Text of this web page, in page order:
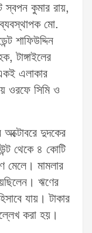
স্বপন কুমার রায়,
ব্যবস্থাপক মো.
শাফিউদ্দিন
টাঙ্গাইলের
এলাকার
ওরফে সিমি ও
অক্টোবরে দুদকের
থেকে ৪ কোটি
মেলে। মামলার
ঋণের
যায়। টাকার
করা হয়।